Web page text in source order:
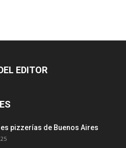
EDITOR
pizzerías de Buenos Aires